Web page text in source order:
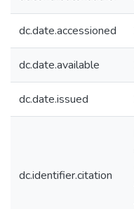
dc.date.accessioned
dc.date.available
dc.date.issued
dc.identifier.citation